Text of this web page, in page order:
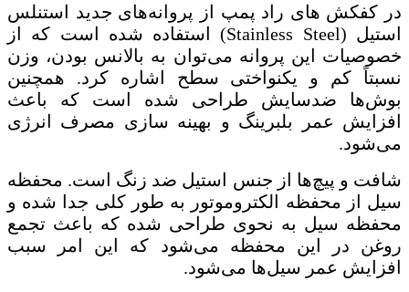
در کفکش های راد پمپ از پروانه‌های جدید استنلس
استیل (Stainless Steel) استفاده شده است که از
خصوصیات این پروانه می‌توان به بالانس بودن، وزن
نسبتاً کم و یکنواختی سطح اشاره کرد. همچنین
بوش‌ها ضدسایش طراحی شده است که باعث
افزایش عمر بلبرینگ و بهینه سازی مصرف انرژی
می‌شود.
شافت و پیچ‌ها از جنس استیل ضد زنگ است. محفظه
سیل از محفظه الکتروموتور به طور کلی جدا شده و
محفظه سیل به نحوی طراحی شده که باعث تجمع
روغن در این محفظه می‌شود که این امر سبب
افزایش عمر سیل‌ها می‌شود.